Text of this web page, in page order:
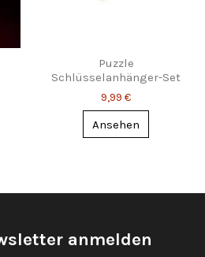
Puzzle
Schlüsselanhänger-Set
mit Gravur – Zwei passen
perfekt
9,99 €
Ansehen
anmelden